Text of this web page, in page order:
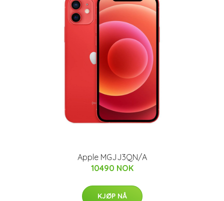
Apple MGJJ3QN/A
10490 NOK
KJØP NÅ